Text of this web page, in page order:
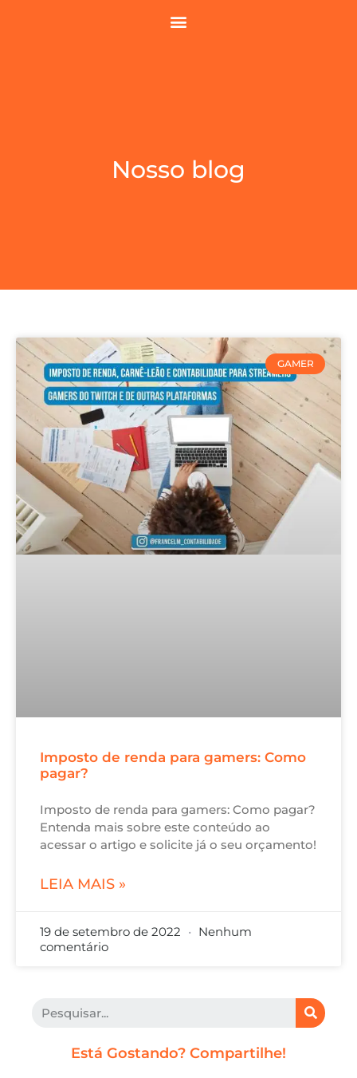
Nosso blog
GAMER
Imposto de renda para gamers: Como
pagar?
Imposto de renda para gamers: Como pagar?
Entenda mais sobre este conteúdo ao
acessar o artigo e solicite já o seu orçamento!
LEIA MAIS »
19 de setembro de 2022
Nenhum
comentário
Está Gostando? Compartilhe!